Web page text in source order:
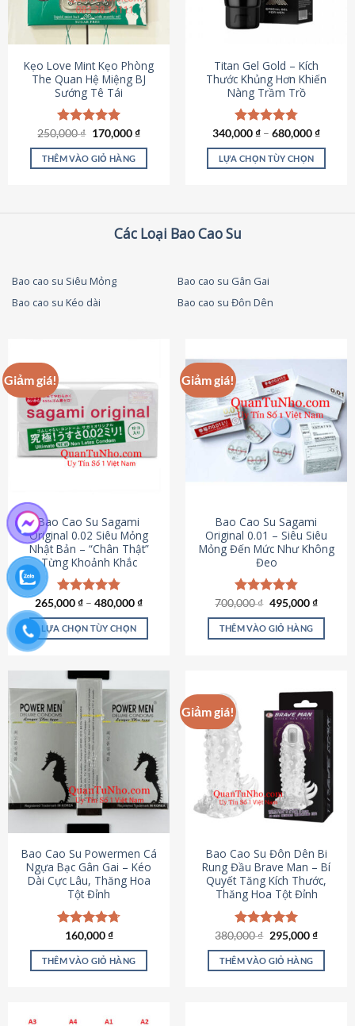
chọn
có
chọn
trên
trang
sản
phẩm
Kẹo Love Mint Kẹo Phòng
The Quan Hệ Miệng BJ
Sướng Tê Tái
Được xếp
hạng5.00
5 sao
250,000₫ Giá
là:
250,000 ₫.
170,000₫Giá
tại
THÊM VÀO GIỎ HÀNG
Titan Gel Gold – Kích
Thước Khủng Hơn Khiến
Nàng Trầm Trồ
Được xếp
hạng4.79
5 sao
340,000₫ – 680,000₫
LỰA CHỌN TÙY CHỌN
thể.
tùy
thể
được
chọn
trên
trang
sản
phẩm
Các Loại Bao Cao Su
Bao cao su Siêu Mỏng
Bao cao su Gân Gai
Bao cao su Kéo dài
Bao cao su Đôn Dên
Giảm giá!
Bao Cao Su Sagami
Original 0.02 Siêu Mỏng
Nhật Bản – “Chân Thật”
Từng Khoảnh Khắc
Được xếp
hạng4.87
5 sao
265,000₫ – 480,000₫
LỰA CHỌN TÙY CHỌN
này
có
nhiều
biến
thể.
Các
tùy
chọn
có
chọn
trên
trang
sản
phẩm
Giảm giá!
Bao Cao Su Sagami
Original 0.01 – Siêu Siêu
Mỏng Đến Mức Như Không
Đeo
Được xếp
hạng4.83
5 sao
700,000₫ Giá
là:
700,000 ₫.
495,000₫Giá
tại
THÊM VÀO GIỎ HÀNG
Bao Cao Su Powermen Cá
Ngựa Bạc Gân Gai – Kéo
Dài Cực Lâu, Thăng Hoa
Tột Đỉnh
Được xếp
hạng4.73
5 sao
160,000₫
THÊM VÀO GIỎ HÀNG
Giảm giá!
Bao Cao Su Đôn Dên Bi
Rung Đầu Brave Man – Bí
Quyết Tăng Kích Thước,
Thăng Hoa Tột Đỉnh
Được xếp
hạng5.00
5 sao
380,000₫ Giá
là:
380,000 ₫.
295,000₫Giá
tại
THÊM VÀO GIỎ HÀNG